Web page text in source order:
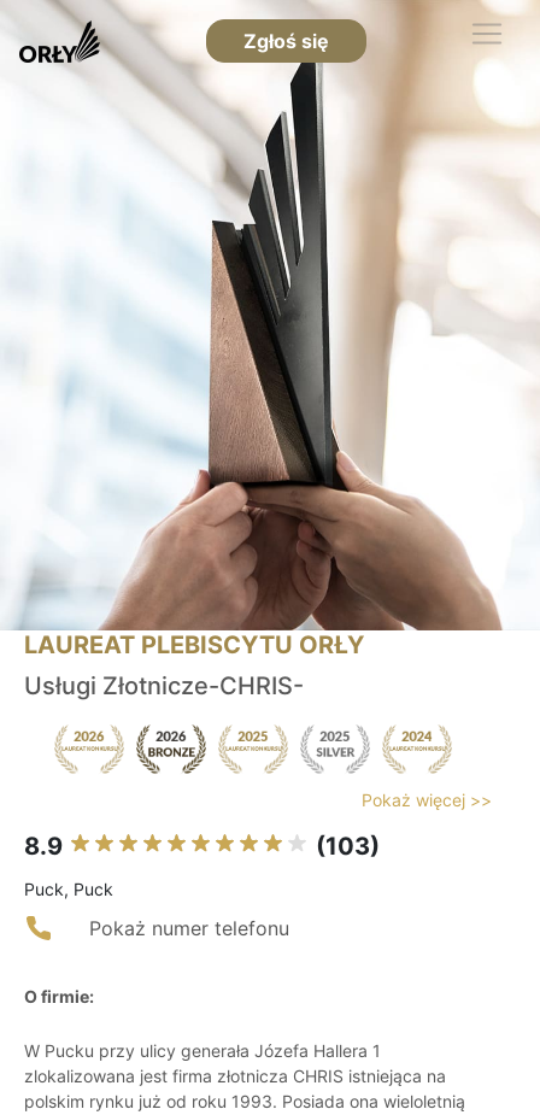
Zgłoś się
LAUREAT PLEBISCYTU ORŁY
Usługi Złotnicze-CHRIS-
Pokaż więcej >>
8.9 (103)
Puck, Puck
Pokaż numer telefonu
O firmie:
W Pucku przy ulicy generała Józefa Hallera 1
zlokalizowana jest firma złotnicza CHRIS istniejąca na
polskim rynku już od roku 1993. Posiada ona wieloletnią